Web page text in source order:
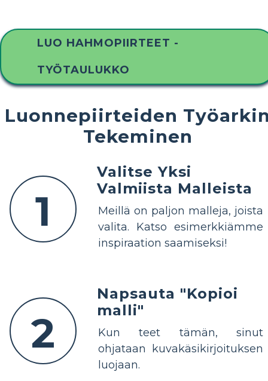
LUO HAHMOPIIRTEET -
TYÖTAULUKKO
Luonnepiirteiden
Tekeminen
1
Valitse Yksi
Valmiista Malleista
Meillä on paljon malleja, joista
valita. Katso esimerkkiämme
inspiraation saamiseksi!
2
Napsauta "Kopioi
malli"
Kun teet tämän, sinut
ohjataan kuvakäsikirjoituksen
luojaan.